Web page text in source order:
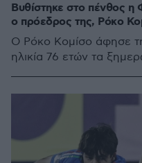
Βυθίστηκε στο πένθος η
ο πρόεδρος της, Ρόκο
Ο Ρόκο Κομίσο άφησε
ηλικία 76 ετών τα